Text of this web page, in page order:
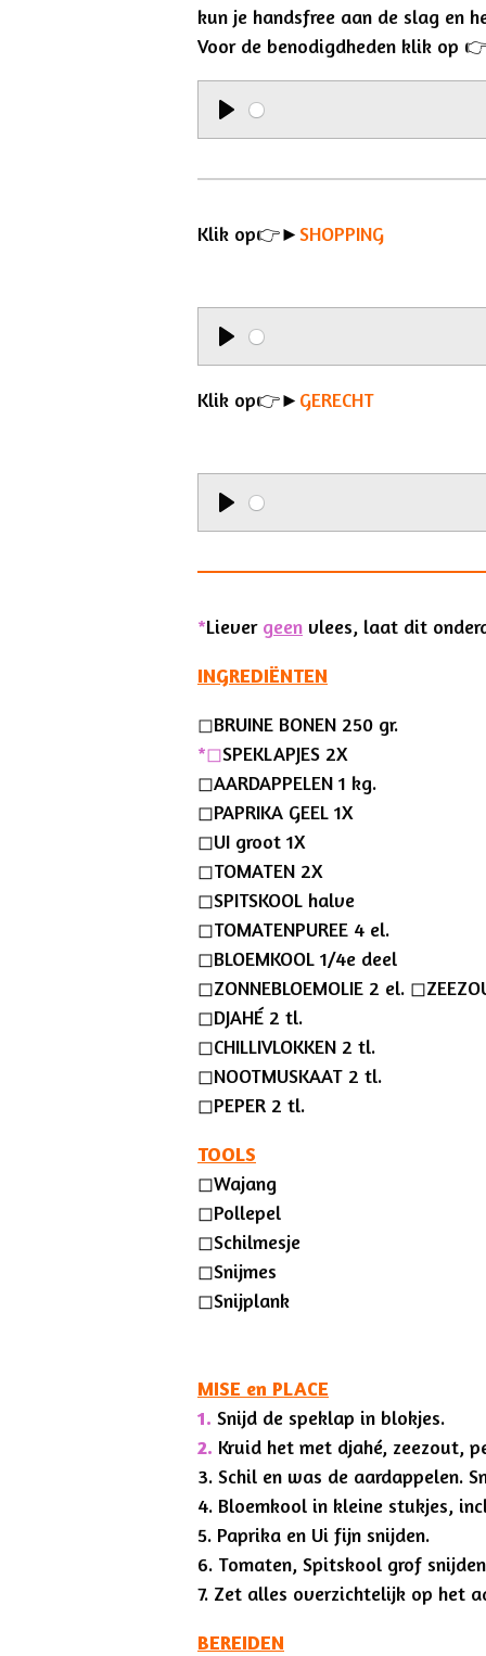
kun je handsfree aan de slag en
Voor de benodigdheden klik op
P
y
Klik op👉►SHOPPING
P
l
Klik op👉► GERECHT
P
y
*Liever geen vlees, laat dit
INGREDIËNTEN
◻︎BRUINE BONEN 250 gr.
*◻︎SPEKLAPJES 2X
◻︎AARDAPPELEN 1 kg.
◻︎PAPRIKA GEEL 1X
◻︎UI groot 1X
◻︎TOMATEN 2X
◻︎SPITSKOOL halve
◻︎TOMATENPUREE 4 el.
◻︎BLOEMKOOL 1/4e deel
◻︎ZONNEBLOEMOLIE 2 el.
◻︎DJAHÉ 2 tl.
◻︎CHILLIVLOKKEN 2 tl.
◻︎NOOTMUSKAAT 2 tl.
◻︎PEPER 2 tl.
TOOLS
◻︎Wajang
◻︎Pollepel
◻︎Schilmesje
◻︎Snijmes
◻︎Snijplank
MISE en PLACE
1. Snijd de speklap in blokjes.
2. Kruid het met djahé, zeezout,
3. Schil en was de aardappelen.
4. Bloemkool in kleine stukjes,
5. Paprika en Ui fijn snijden.
6. Tomaten, Spitskool grof
7. Zet alles overzichtelijk op het
BEREIDEN